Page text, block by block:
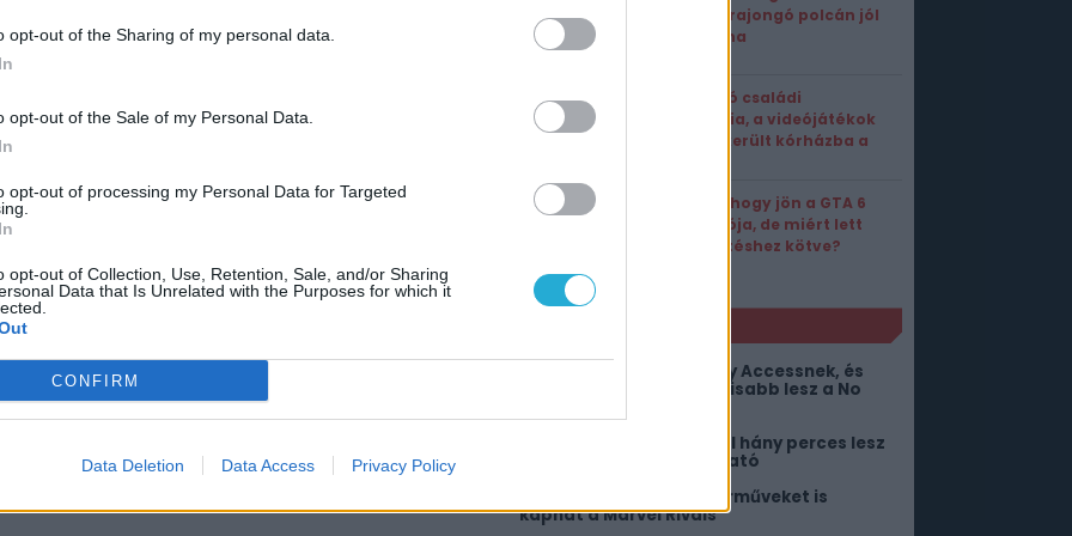
opt-out of the Sharing of my personal data.
opt-out of the Sale of my Personal Data.
opt-out of processing my Personal Data for Targeted
opt-out of Collection, Use, Retention, Sale, and/or Sharing
Data that Is Unrelated with the Purposes for which it
CONFIRM
Data Deletion Data Access Privacy Policy
hogy a PC Guru tartalmairól véletlenül
Gears-rajongó polcán jól
mutatna
Sokkoló családi
tragédia, a videójátékok
miatt került kórházba a
Tök jó, hogy jön a GTA 6
új videója, de miért lett
előfizetéshez kötve?
Két év után vége az Early Accessnek, és
minden eddiginél brutálisabb lesz a No
Kiderült, hogy nagyjából hány perces lesz
a netflixes GTA 6 bemutató
Autós versenyzést és járműveket is
kaphat a Marvel Rivals